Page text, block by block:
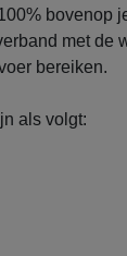
bovenop
met de
bereiken.
als volgt: